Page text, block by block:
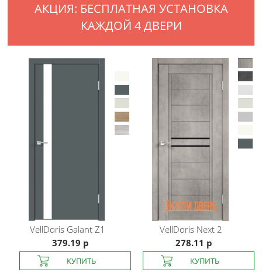
АКЦИЯ: БЕСПЛАТНАЯ УСТАНОВКА
КАЖДОЙ 4 ДВЕРИ
VellDoris Galant Z1
379.19 р
VellDoris Next 2
278.11 р